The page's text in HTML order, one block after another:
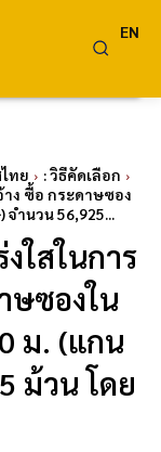
EN
ทย
: วิธีคัดเลือก
าง ซื้อ กระดาษซอง
จำนวน 56,925...
ใสในการ
ษซองใน
ม. (แกน
ม้วน โดย